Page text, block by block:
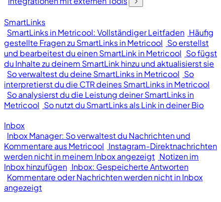
SmartLinks
SmartLinks in Metricool: Vollständiger Leitfaden Häufig
gestellte Fragen zu SmartLinks in Metricool So erstellst
und bearbeitest du einen SmartLink in Metricool So fügst
du Inhalte zu deinem SmartLink hinzu und aktualisierst sie
So verwaltest du deine SmartLinks in Metricool So
interpretierst du die CTR deines SmartLinks in Metricool
So analysierst du die Leistung deiner SmartLinks in
Metricool So nutzt du SmartLinks als Link in deiner Bio
Inbox
Inbox Manager: So verwaltest du Nachrichten und
Kommentare aus Metricool Instagram-Direktnachrichten
werden nicht in meinem Inbox angezeigt Notizen im
Inbox hinzufügen Inbox: Gespeicherte Antworten
Kommentare oder Nachrichten werden nicht in Inbox
angezeigt